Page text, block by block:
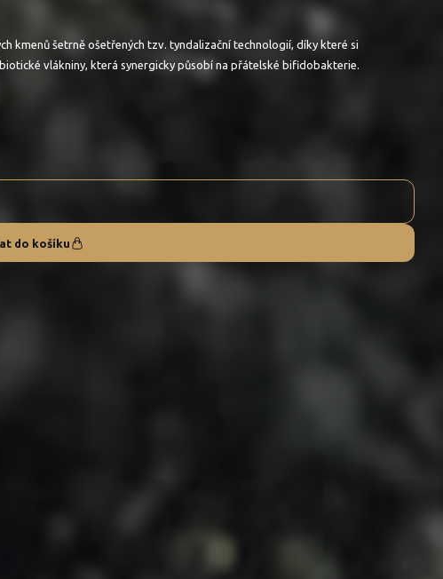
kmenů šetrně ošetřených tzv. tyndalizační technologií, díky které si
vlákniny, která synergicky působí na přátelské bifidobakterie.
do košíku